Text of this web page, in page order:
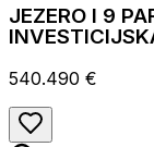
JEZERO I 9
540.490 €